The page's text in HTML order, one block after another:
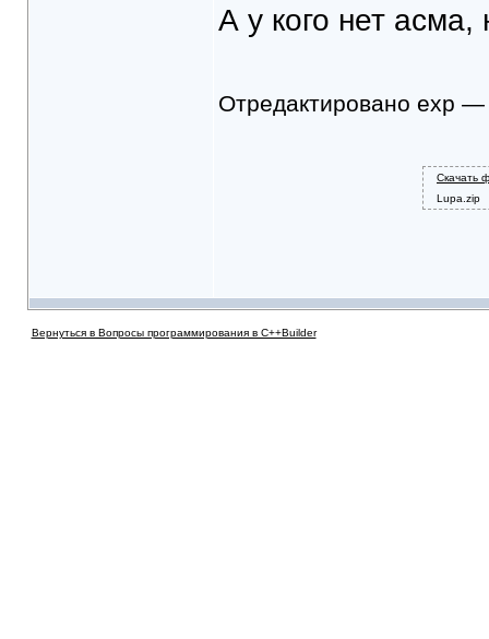
А у кого нет асма,
Отредактировано exp
Скачать
Lupa.zip
Вернуться в Вопросы программирования в C++Builder